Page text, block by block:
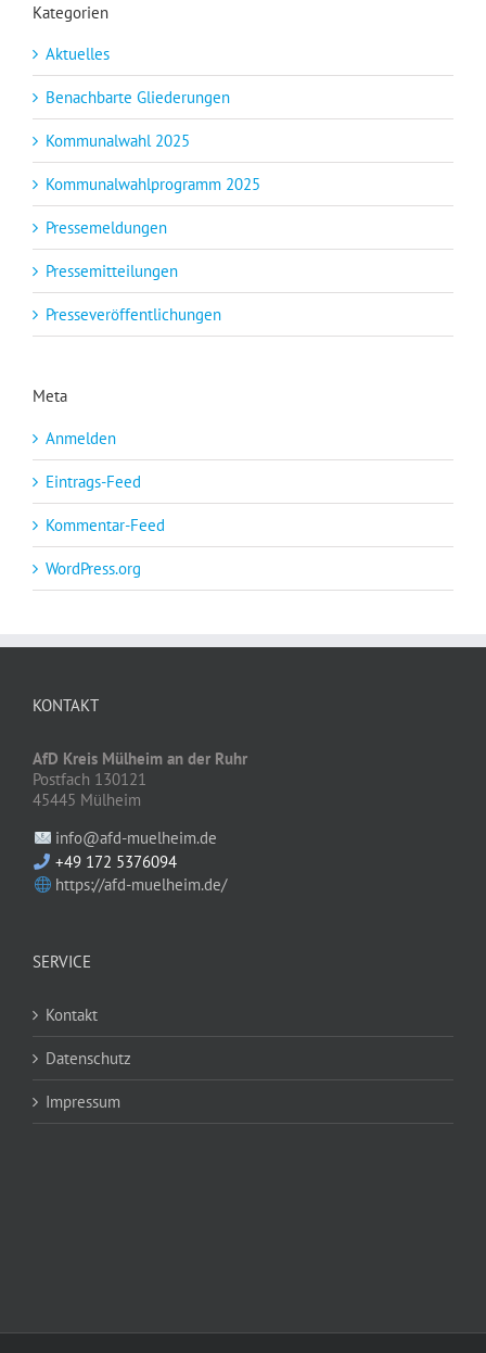
Kategorien
Aktuelles
Benachbarte Gliederungen
Kommunalwahl 2025
Kommunalwahlprogramm 2025
Pressemeldungen
Pressemitteilungen
Presseveröffentlichungen
Meta
Anmelden
Eintrags-Feed
Kommentar-Feed
WordPress.org
KONTAKT
AfD Kreis Mülheim an der Ruhr
Postfach 130121
45445 Mülheim
info@afd-muelheim.de
+49 172 5376094
https://afd-muelheim.de/
SERVICE
Kontakt
Datenschutz
Impressum